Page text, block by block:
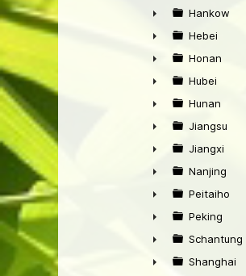
►
►
Hankow
►
Hebei
►
Honan
►
Hubei
►
Hunan
►
Jiangsu
►
Jiangxi
►
Nanjing
►
Peitaiho
►
Peking
►
Schantung
Shanghai